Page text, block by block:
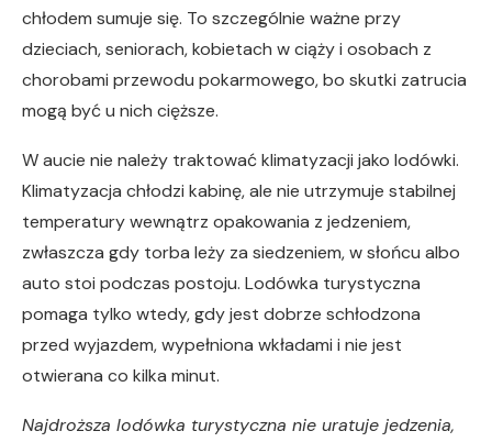
chłodem sumuje się. To szczególnie ważne przy
dzieciach, seniorach, kobietach w ciąży i osobach z
chorobami przewodu pokarmowego, bo skutki zatrucia
mogą być u nich cięższe.
W aucie nie należy traktować klimatyzacji jako lodówki.
Klimatyzacja chłodzi kabinę, ale nie utrzymuje stabilnej
temperatury wewnątrz opakowania z jedzeniem,
zwłaszcza gdy torba leży za siedzeniem, w słońcu albo
auto stoi podczas postoju. Lodówka turystyczna
pomaga tylko wtedy, gdy jest dobrze schłodzona
przed wyjazdem, wypełniona wkładami i nie jest
otwierana co kilka minut.
Najdroższa lodówka turystyczna nie uratuje jedzenia,